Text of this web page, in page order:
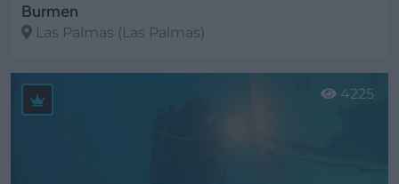
Burmen
Las Palmas (Las Palmas)
Ver más
4225